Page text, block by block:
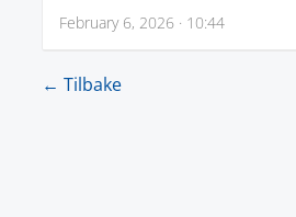
February 6, 2026 · 10:44
← Tilbake